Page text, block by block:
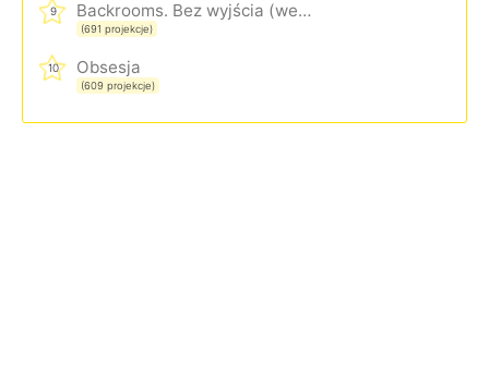
9 Backrooms. Bez wyjścia (wersja rozszerzona)
(691 projekcje)
10 Obsesja
(609 projekcje)